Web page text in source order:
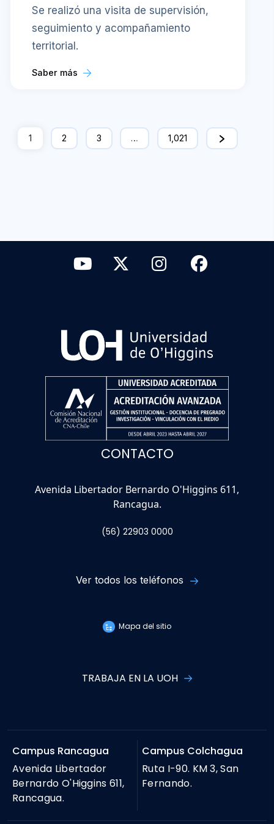
Se realizó una visita de supervisión,
seguimiento y acompañamiento
territorial.
Saber más
1 2 3 … 1,021
CONTACTO
Avenida Libertador Bernardo O'Higgins 611,
Rancagua.
(56) 22903 0000
Ver todos los teléfonos
Mapa del sitio
TRABAJA EN LA UOH
Campus Rancagua
Avenida Libertador
Bernardo O'Higgins 611,
Rancagua.
Campus Colchagua
Ruta I-90. KM 3, San
Fernando.